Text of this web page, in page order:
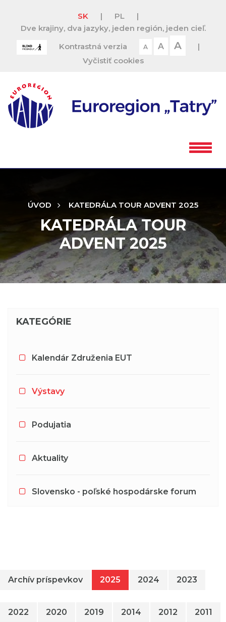
SK | PL
|
Dve krajiny, dva jazyky, jeden región, jeden cieľ.
Kontrastná verzia
A A A
|
Vyčistiť cookies
ÚVOD KATEDRÁLA TOUR ADVENT 2025
KATEDRÁLA TOUR
ADVENT 2025
KATEGÓRIE
Kalendár Združenia EUT
Výstavy
Podujatia
Aktuality
Slovensko - poľské hospodárske forum
Archív príspevkov 2025 2024 2023
2022 2020 2019 2014 2012 2011